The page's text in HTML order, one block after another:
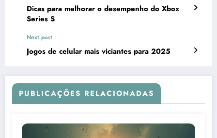
Dicas para melhorar o desempenho do Xbox
Series S
Next post
Jogos de celular mais viciantes para 2025
PUBLICAÇÕES RELACIONADAS